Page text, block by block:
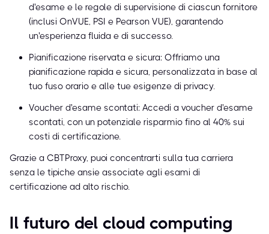
d'esame e le regole di supervisione di ciascun fornitore
(inclusi OnVUE, PSI e Pearson VUE), garantendo
un'esperienza fluida e di successo.
Pianificazione riservata e sicura: Offriamo una
pianificazione rapida e sicura, personalizzata in base al
tuo fuso orario e alle tue esigenze di privacy.
Voucher d'esame scontati: Accedi a voucher d'esame
scontati, con un potenziale risparmio fino al 40% sui
costi di certificazione.
Grazie a CBTProxy, puoi concentrarti sulla tua carriera
senza le tipiche ansie associate agli esami di
certificazione ad alto rischio.
Il futuro del cloud computing